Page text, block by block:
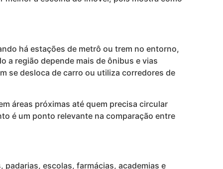
há estações de metrô ou trem no entorno,
a região depende mais de ônibus e vias
se desloca de carro ou utiliza corredores de
áreas próximas até quem precisa circular
é um ponto relevante na comparação entre
escolas, farmácias, academias e